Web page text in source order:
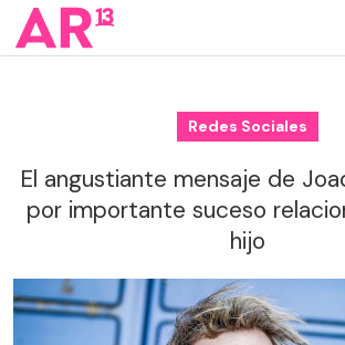
Redes Sociales
El angustiante mensaje de
por importante suceso
hijo